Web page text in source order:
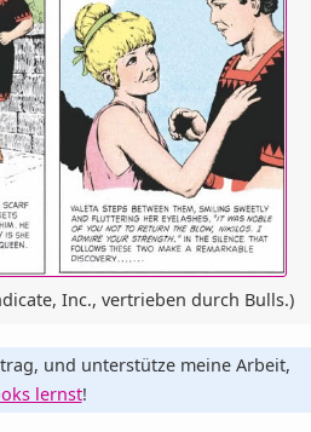
Inc., vertrieben durch Bulls.)
und unterstütze meine Arbeit,
lernst!